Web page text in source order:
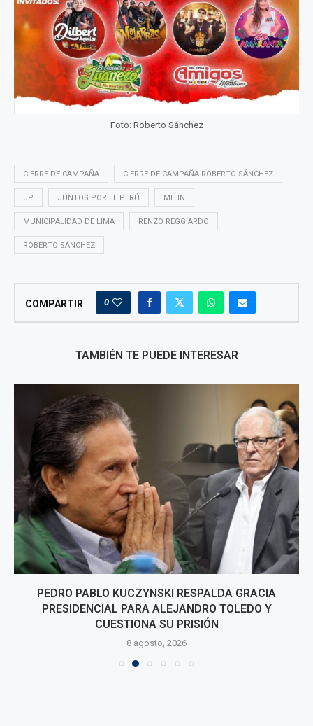
Foto: Roberto Sánchez
CIERRE DE CAMPAÑA CIERRE DE CAMPAÑA ROBERTO SÁNCHEZ
JP JUNTOS POR EL PERÚ MITIN
MUNICIPALIDAD DE LIMA RENZO REGGIARDO
ROBERTO SÁNCHEZ
COMPARTIR 0
TAMBIÉN TE PUEDE INTERESAR
PEDRO PABLO KUCZYNSKI RESPALDA GRACIA
PRESIDENCIAL PARA ALEJANDRO TOLEDO Y
CUESTIONA SU PRISIÓN
8 agosto, 2026